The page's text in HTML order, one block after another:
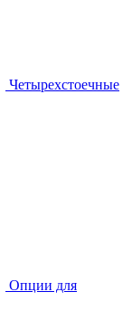
Четырехстоечные
Опции для